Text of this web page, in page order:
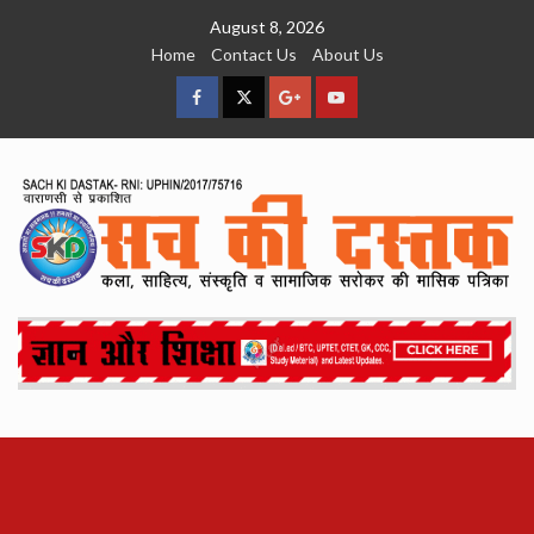
August 8, 2026
Home
Contact Us About Us
facebookTwitterGoogleYouTube